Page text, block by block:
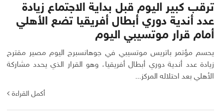
ترقب كبير اليوم قبل بداية الاجتماع زيادة
عدد أندية دوري أبطال أفريقيا تضع الأهلي
أمام قرار موتسيبي اليوم
يحسم مؤتمر باتريس موتسيبي في جوهانسبرج اليوم مصير مقترح
زيادة عدد أندية دوري أبطال أفريقيا، وهو القرار الذي يحدد مشاركة
الأهلي بعد احتلاله المركز...
أكمل القراءة